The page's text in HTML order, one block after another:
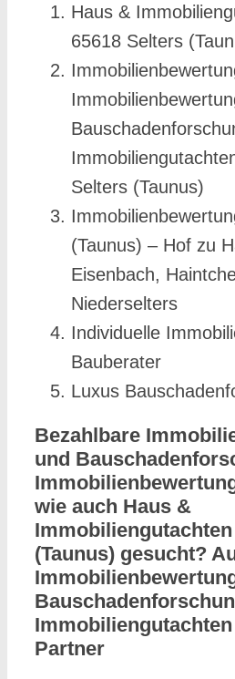
Haus &
65618 Selters
Selters (Taunus)
(Taunus) – Hof zu
Eisenbach,
Niederselters
Individuelle
Bauberater
Luxus
Bezahlbare
und
wie auch Haus &
(Taunus) gesucht?
Partner